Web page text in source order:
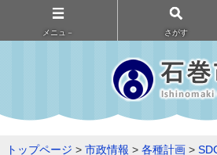
メニュ－ さがす
トップページ > 市政情報 > 各種計画 >